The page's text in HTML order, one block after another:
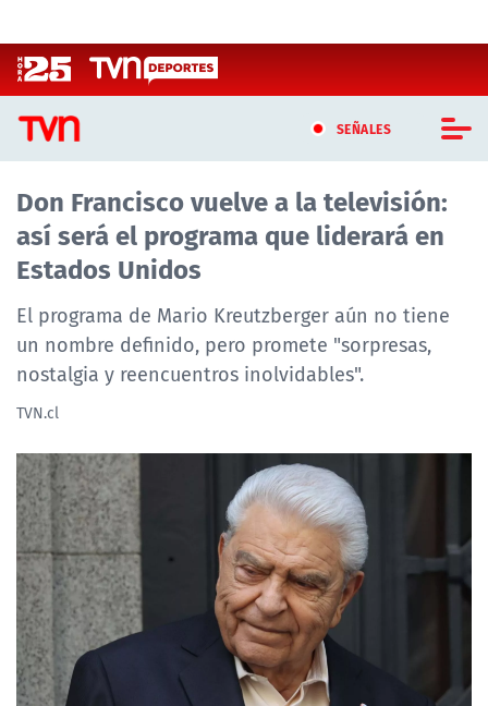
SEÑALES
CASTING MASTERCHEF CHILE
CASTING TVN VERTICAL
TVN VERTICAL
TVN PLAY
PROGRAMAS
TELESERIES
NTV
ACTUALIDAD Y TENDENCIAS
CORPORATIVO Y TRANSPARENCIA
CANAL DE DENUNCIAS
Don Francisco vuelve a la televisión:
así será el programa que liderará en
Estados Unidos
El programa de Mario Kreutzberger aún no tiene
un nombre definido, pero promete "sorpresas,
nostalgia y reencuentros inolvidables".
TVN.cl